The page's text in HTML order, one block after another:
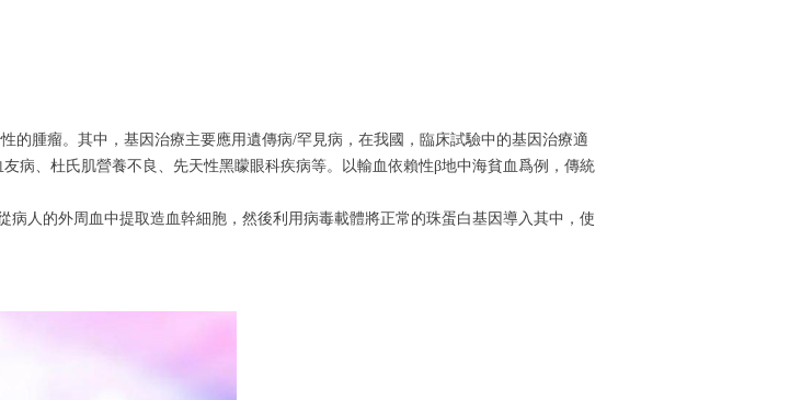
的腫瘤。其中，基因治療主要應用遺傳病/罕見病，在我國，臨床試驗中的基因治療適
病、杜氏肌營養不良、先天性黑矇眼科疾病等。以輸血依賴性β地中海貧血爲例，傳統
人的外周血中提取造血幹細胞，然後利用病毒載體將正常的珠蛋白基因導入其中，使